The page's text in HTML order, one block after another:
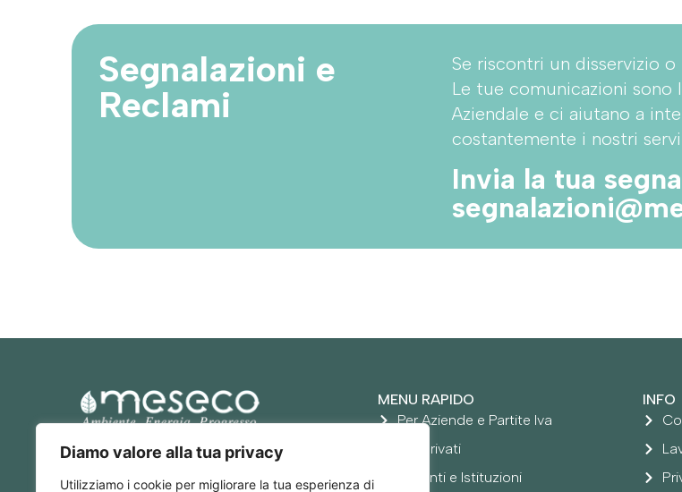
Diamo valore alla tua privacy
Utilizziamo i cookie per migliorare la tua esperienza di
Segnalazioni e
Reclami
Se riscontri un disservizio o
Le tue comunicazioni
Aziendale e ci aiutano a
costantemente i nostri
Invia la tua
P. IVA: 05777180968
RECAPITI
MENU RAPIDO
Per Aziende e Partite Iva
Per Privati
Per Enti e Istituzioni
INFO